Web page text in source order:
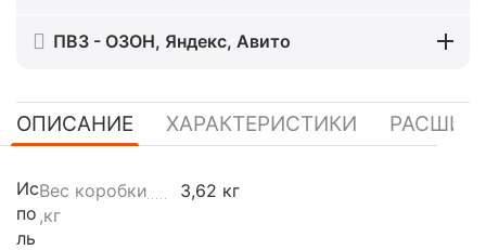
ПВЗ - ОЗОН, Яндекс, Авито
ОПИСАНИЕ ХАРАКТЕРИСТИКИ
Ис
по
ль
Вес коробки
,кг
3,62 кг